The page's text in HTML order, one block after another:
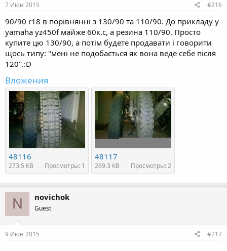
7 Июн 2015 #216
90/90 r18 в порівнянні з 130/90 та 110/90. До прикладу у
yamaha yz450f майже 60к.с, а резина 110/90. Просто
купите цю 130/90, а потім будете продавати і говорити
щось типу: "мені не подобається як вона веде себе після
120".:D
Вложения
48116
273.5 KB Просмотры: 1
48117
269.3 KB Просмотры: 2
N novichok
Guest
9 Июн 2015 #217